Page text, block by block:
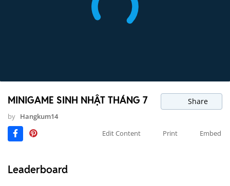
MINIGAME SINH NHẬT THÁNG 7 Share
by Hangkum14
Edit Content
Print Embed
Leaderboard